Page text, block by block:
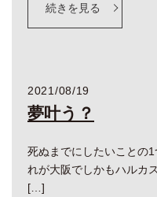
続きを見る
2021/08/19
夢叶う？
死ぬまでにしたいことの1
れが大阪でしかもハルカ
[…]